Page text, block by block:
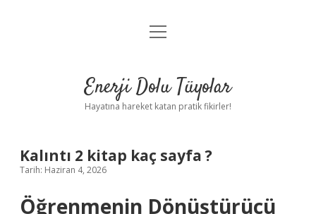
Anasayfa
Yasal Uyarı
menüyü
Enerji Dolu Tüyolar
Hayatına hareket katan pratik fikirler!
Kalıntı 2 kitap kaç sayfa ?
Tarih: Haziran 4, 2026
Öğrenmenin Dönüştürücü